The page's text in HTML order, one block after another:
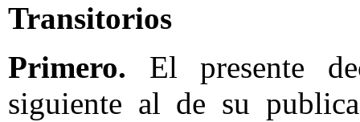
Transitorios
Primero. El presente
siguiente al de su